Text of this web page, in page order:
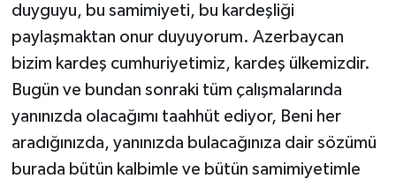
duyguyu, bu samimiyeti, bu kardeşliği
paylaşmaktan onur duyuyorum. Azerbaycan
bizim kardeş cumhuriyetimiz, kardeş ülkemizdir.
Bugün ve bundan sonraki tüm çalışmalarında
yanınızda olacağımı taahhüt ediyor, Beni her
aradığınızda, yanınızda bulacağınıza dair sözümü
burada bütün kalbimle ve bütün samimiyetimle